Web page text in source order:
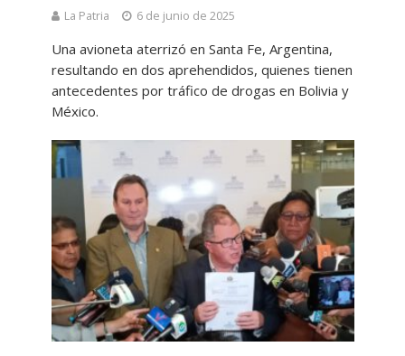
La Patria 6 de junio de 2025
Una avioneta aterrizó en Santa Fe, Argentina,
resultando en dos aprehendidos, quienes tienen
antecedentes por tráfico de drogas en Bolivia y
México.